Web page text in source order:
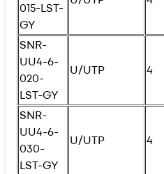
015-LST-
GY
SNR-
UU4-6-
020-
LST-GY
U/UTP 4
SNR-
UU4-6-
030-
LST-GY
U/UTP 4